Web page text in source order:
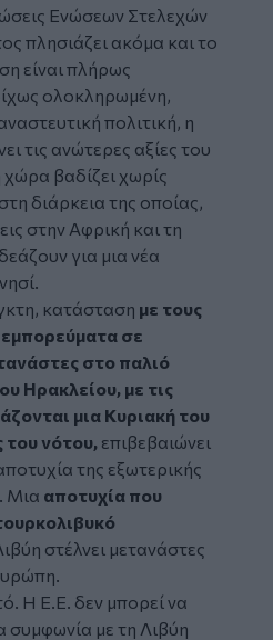
Ενώσεων Στελεχών
πλησιάζει ακόμα και το
είναι πλήρως
ολοκληρωμένη,
πολιτική, η
τις ανώτερες αξίες του
βαδίζει χωρίς
διάρκεια της οποίας,
στην Αφρική και τη
για μια νέα
κατάσταση με τους
σε
στο παλιό
Ηρακλείου, με τις
μια Κυριακή του
του νότου, επιβεβαιώνει
της εξωτερικής
Μια αποτυχία που
στέλνει μετανάστες
Η Ε.Ε. δεν μπορεί να
συμφωνία με τη Λιβύη